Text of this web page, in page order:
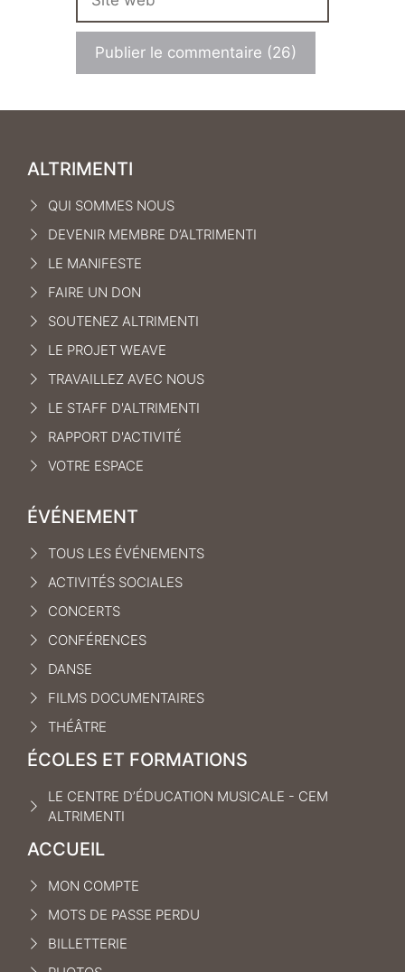
web
ALTRIMENTI
QUI SOMMES NOUS
DEVENIR MEMBRE D’ALTRIMENTI
LE MANIFESTE
FAIRE UN DON
SOUTENEZ ALTRIMENTI
LE PROJET WEAVE
TRAVAILLEZ AVEC NOUS
LE STAFF D'ALTRIMENTI
RAPPORT D'ACTIVITÉ
VOTRE ESPACE
ÉVÉNEMENT
TOUS LES ÉVÉNEMENTS
ACTIVITÉS SOCIALES
CONCERTS
CONFÉRENCES
DANSE
FILMS DOCUMENTAIRES
THÉÂTRE
ÉCOLES ET FORMATIONS
LE CENTRE D’ÉDUCATION MUSICALE - CEM
ALTRIMENTI
ACCUEIL
MON COMPTE
MOTS DE PASSE PERDU
BILLETTERIE